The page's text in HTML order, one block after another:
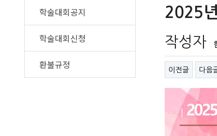
학술대회공지
학술대회신청
환불규정
2025
작성자
이전글 다음